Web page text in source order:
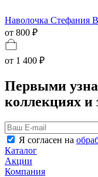
Наволочка Стефания
от 800 ₽
от 1 400 ₽
Первыми
коллекциях
Я согласен на
Каталог
Акции
Компания